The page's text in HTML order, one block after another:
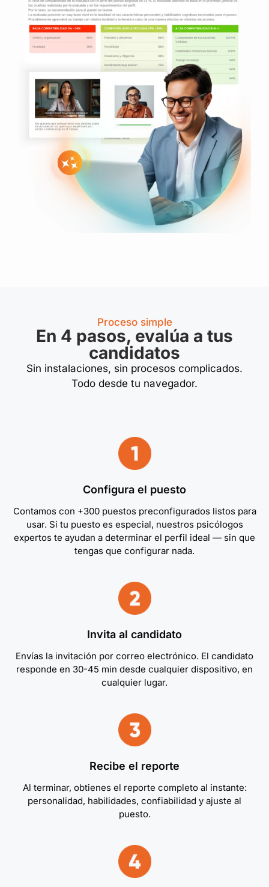
Proceso simple
En 4 pasos, evalúa a tus
candidatos
Sin instalaciones, sin procesos complicados.
Todo desde tu navegador.
Configura el puesto
Contamos con +300 puestos preconfigurados listos para
usar. Si tu puesto es especial, nuestros psicólogos
expertos te ayudan a determinar el perfil ideal — sin que
tengas que configurar nada.
Invita al candidato
Envías la invitación por correo electrónico. El candidato
responde en 30-45 min desde cualquier dispositivo, en
cualquier lugar.
Recibe el reporte
Al terminar, obtienes el reporte completo al instante:
personalidad, habilidades, confiabilidad y ajuste al
puesto.